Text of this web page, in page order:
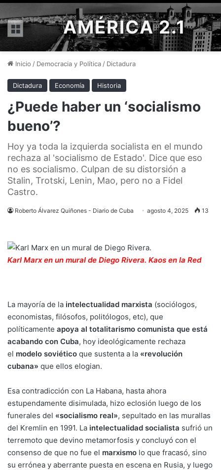
Menú AMÉRICA 2.1
Inicio / Democracia y Política / Dictadura
Dictadura Economía Historia
¿Puede haber un ‘socialismo
bueno’?
Hoy ya toda la izquierda socialista en el mundo
rechaza al 'socialismo de Estado'. Dice que eso
no es socialismo. Culpan de su distorsión a
Stalin, Trotski, Lenin, Mao, pero no a Fidel
Castro.
Roberto Álvarez Quiñones - Diario de Cuba agosto 4, 2025 13
Karl Marx en un mural de Diego Rivera. Kaos en la Red
La mayoría de la intelectualidad marxista (sociólogos,
economistas, filósofos, politólogos, etc), que
políticamente apoya al totalitarismo comunista que está
acabando con Cuba, hoy ideológicamente rechaza
el modelo soviético que sustenta a la «revolución
cubana» que ellos elogian.
Esa contradicción con La Habana, hasta ahora
estupendamente disimulada, hizo eclosión luego de los
funerales del «socialismo real», sepultado en las murallas
del Kremlin en 1991. La intelectualidad socialista sufrió un
terremoto que devino metamorfosis y concluyó con el
consenso de que no fue el marxismo lo que fracasó, sino
su errónea y aberrante puesta en escena en Rusia, y luego